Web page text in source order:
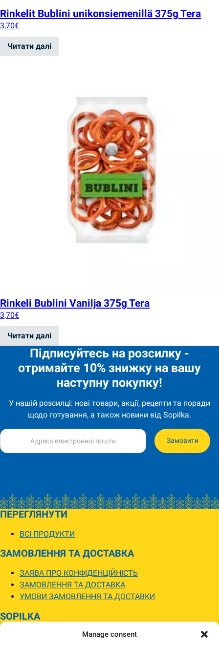
Manage consent
Rinkelit Bublini unikonsiemenillä 375g Tera
3,70€
Читати далі
Rinkeli Bublini Vanilja 375g Tera
3,70€
Читати далі
Підписуйтесь на розсилку -
отримайте 10% знижку на вашу
наступну покупку!
У нашій розсилці: нові товари, акції, рецепти та поради
щодо готування, а також новини від Sopilka.
Замовити
ПЕРЕГЛЯНУТИ
ВСІ ПРОДУКТИ
ЗАМОВЛЕННЯ ТА ДОСТАВКА
ЗАЯВА ПРО КОНФІДЕНЦІЙНІСТЬ
ЗАМОВЛЕННЯ ТА ДОСТАВКА
УМОВИ ЗАМОВЛЕННЯ ТА ДОСТАВКИ
SOPILKA
МАГАЗИНИ SOPILKA